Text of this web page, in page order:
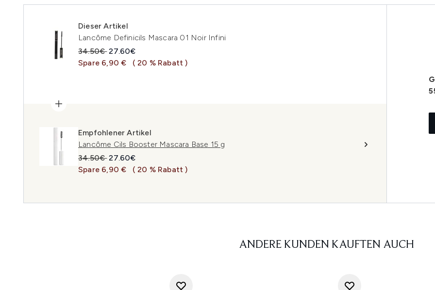
Dieser Artikel
Lancôme Definicils Mascara 01 Noir Infini
Unverbindliche Preisempfehlung:
34.50€Aktueller Preis:
27.60€
Spare 6,90 €
( 20 % Rabatt )
Empfohlener Artikel
Lancôme Cils Booster Mascara Base 15 g
Unverbindliche Preisempfehlung:
34.50€Aktueller Preis:
27.60€
Spare 6,90 €
( 20 % Rabatt )
ANDERE KUNDEN KAUFTEN AUCH